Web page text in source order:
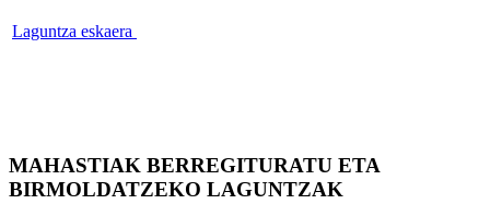
Laguntza eskaera
MAHASTIAK BERREGITURATU ETA
BIRMOLDATZEKO LAGUNTZAK